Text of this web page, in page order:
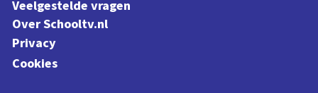
Veelgestelde vragen
Over Schooltv.nl
Privacy
Cookies